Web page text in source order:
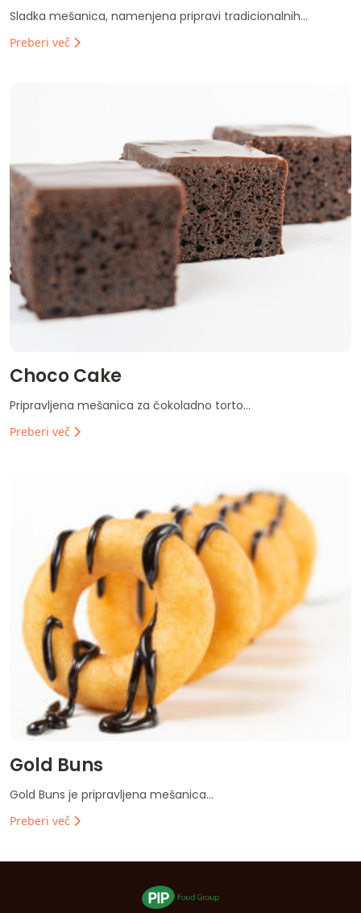
Sladka mešanica, namenjena pripravi tradicionalnih...
Preberi več
Choco Cake
Pripravljena mešanica za čokoladno torto...
Preberi več
Gold Buns
Gold Buns je pripravljena mešanica...
Preberi več